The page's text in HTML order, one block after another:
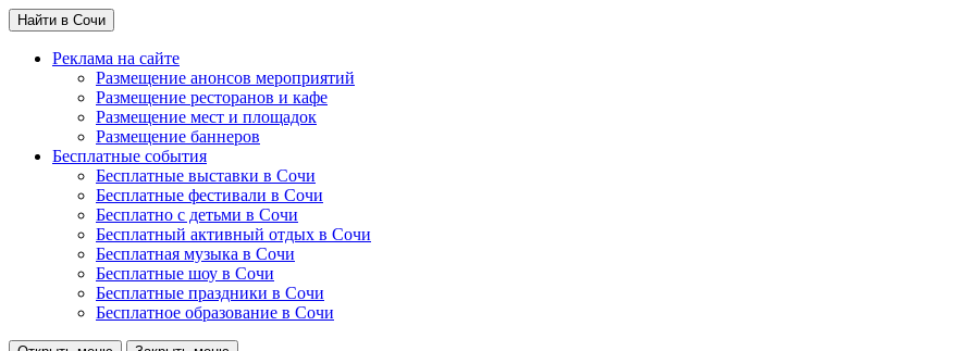
Найти в Сочи
Реклама на сайте
Размещение анонсов мероприятий
Размещение ресторанов и кафе
Размещение мест и площадок
Размещение баннеров
Бесплатные события
Бесплатные выставки в Сочи
Бесплатные фестивали в Сочи
Бесплатно с детьми в Сочи
Бесплатный активный отдых в Сочи
Бесплатная музыка в Сочи
Бесплатные шоу в Сочи
Бесплатные праздники в Сочи
Бесплатное образование в Сочи